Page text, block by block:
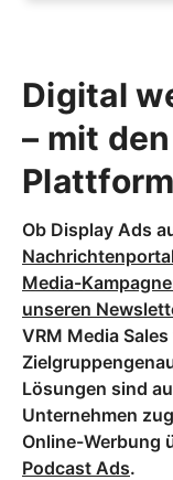
Digital
– mit
Ob Display Ads
Media-
unseren
VRM Media
Lösungen sind
Unternehmen
Online-Werbung
Podcast Ads.